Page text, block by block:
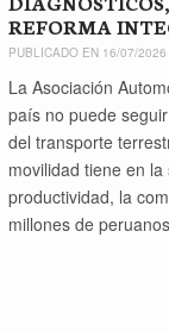
REFORMA
PUBLICADO EN 16/07/2026
La Asociación
país no puede
del transporte
movilidad tiene en
productividad, la
millones de